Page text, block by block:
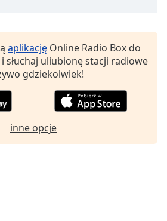
aplikację Online Radio Box do
słuchaj uliubionę stacji radiowe
gdziekolwiek!
inne opcje